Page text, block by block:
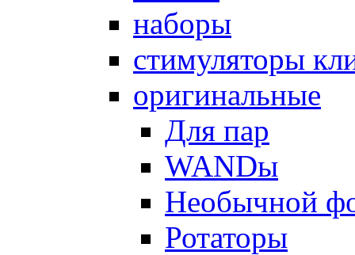
наборы
стимуляторы
оригинальные
Для пар
WANDы
Необычной
Ротаторы